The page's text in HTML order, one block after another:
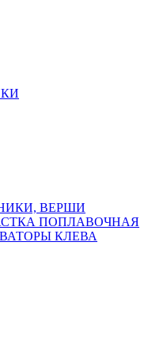
ВЕРШИ
ПОПЛАВОЧНАЯ
КЛЕВА